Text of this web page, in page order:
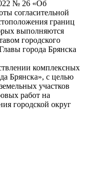
№ 26 «Об
согласительной
границ
выполняются
городского
города Брянска
комплексных
Брянска», с целью
участков
работ на
городской округ